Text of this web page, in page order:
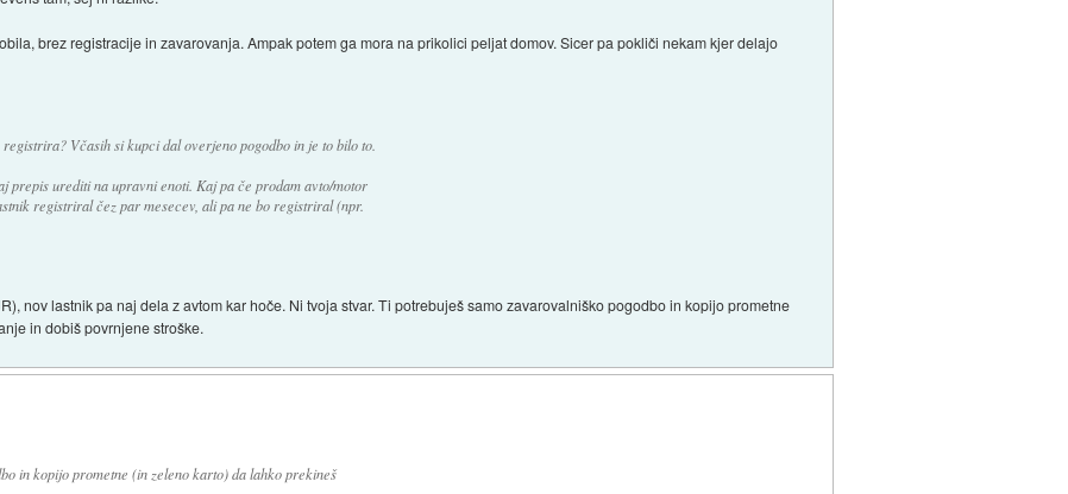
brez registracije in zavarovanja. Ampak potem ga mora na prikolici peljat domov. Sicer pa pokliči nekam kjer delajo
Včasih si kupci dal overjeno pogodbo in je to bilo to.
prepis urediti na upravni enoti. Kaj pa če prodam avto/motor
registriral čez par mesecev, ali pa ne bo registriral (npr.
nov lastnik pa naj dela z avtom kar hoče. Ni tvoja stvar. Ti potrebuješ samo zavarovalniško pogodbo in kopijo prometne
in dobiš povrnjene stroške.
in kopijo prometne (in zeleno karto) da lahko prekineš